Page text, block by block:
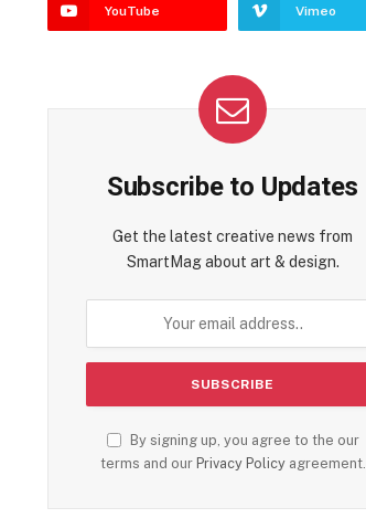
YouTube Vimeo
Subscribe to Updates
Get the latest creative news from
SmartMag about art & design.
By signing up, you agree to the our
terms and our Privacy Policyagreement.